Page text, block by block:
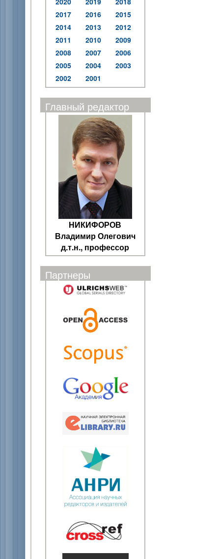
2017
2016
2015
2014
2013
2012
2011
2010
2009
2008
2007
2006
2005
2004
2003
2002
2001
Главный редактор
НИКИФОРОВ
Владимир Олегович
д.т.н., профессор
Партнеры